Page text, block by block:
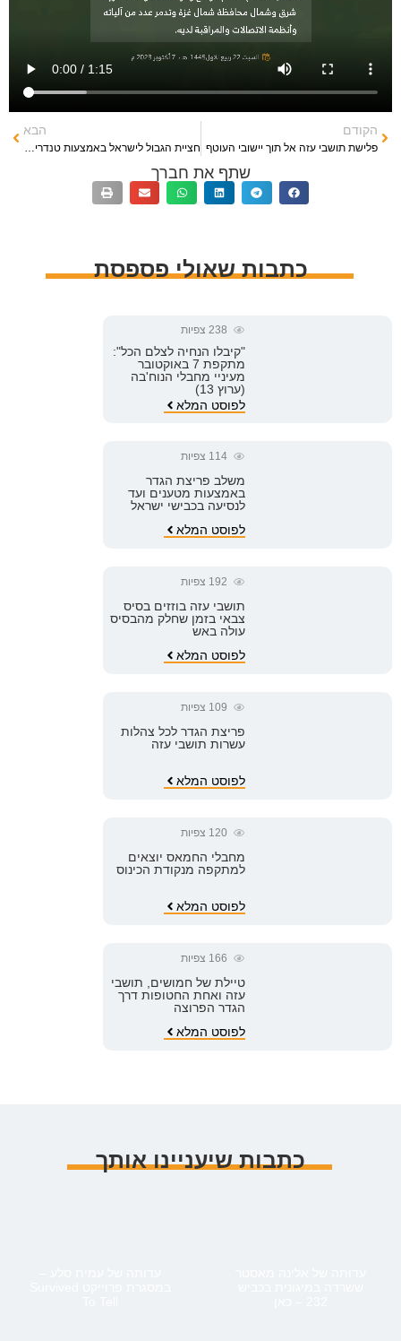
הקודם
פלישת תושבי עזה אל תוך יישובי העוטף
הבא
שתף את חברך
כתבות שאולי פספסת
238 צפיות
"קיבלו הנחיה לצלם הכל":
מתקפת 7 באוקטובר
מעיניי מחבלי הנוח'בה
(ערוץ 13)
לפוסט המלא
114 צפיות
משלב פריצת הגדר
באמצעות מטענים ועד
לנסיעה בכבישי ישראל
לפוסט המלא
192 צפיות
תושבי עזה בוזזים בסיס
צבאי בזמן שחלק מהבסיס
עולה באש
לפוסט המלא
109 צפיות
פריצת הגדר לכל צהלות
עשרות תושבי עזה
לפוסט המלא
120 צפיות
מחבלי החמאס יוצאים
למתקפה מנקודת הכינוס
לפוסט המלא
166 צפיות
טיילת של חמושים, תושבי
עזה ואחת החטופות דרך
הגדר הפרוצה
לפוסט המלא
כתבות שיעניינו אותך